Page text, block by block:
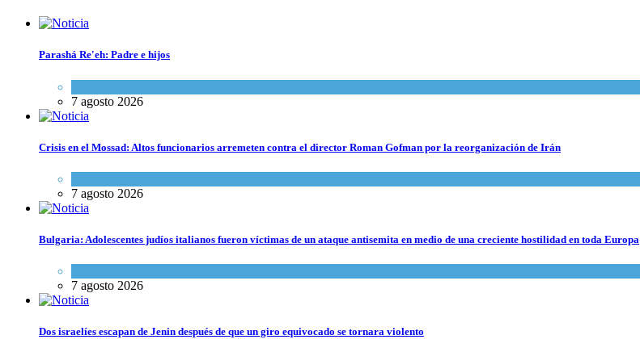
Parashá Re'eh: Padre e hijos
7 agosto 2026
Crisis en el Mossad: Altos funcionarios arremeten contra el director Roman Gofman por la reorganización de Irán
7 agosto 2026
Bulgaria: Adolescentes judíos italianos fueron víctimas de un ataque antisemita en medio de una creciente hostilidad en toda Europa
7 agosto 2026
Dos israelíes escapan de Jenin después de que un giro equivocado se tornara violento